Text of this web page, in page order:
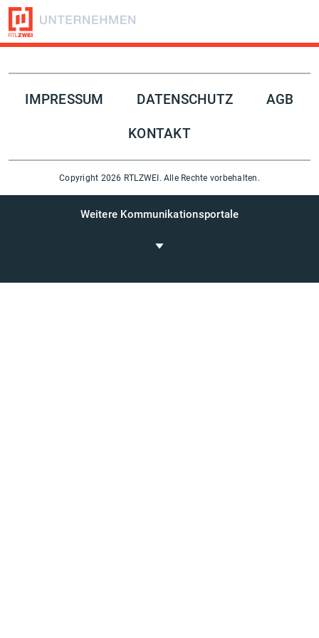
IMPRESSUM DATENSCHUTZ AGB
KONTAKT
Folge uns auf
Copyright 2026 RTLZWEI. Alle Rechte vorbehalten.
Weitere Kommunikationsportale